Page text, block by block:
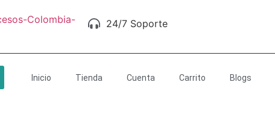
24/7 Soporte
Inicio Tienda Cuenta Carrito Blogs